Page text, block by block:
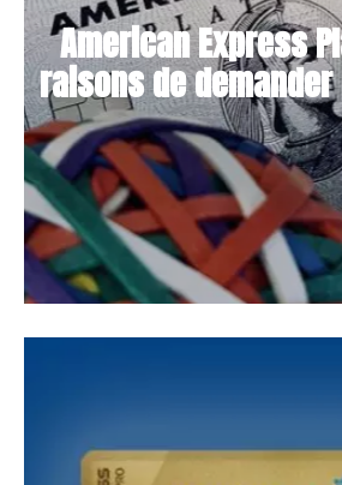
American Express
raisons de